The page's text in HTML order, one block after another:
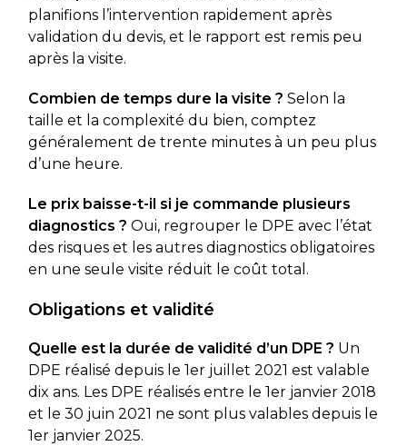
planifions l’intervention rapidement après
validation du devis, et le rapport est remis peu
après la visite.
Combien de temps dure la visite ? Selon la
taille et la complexité du bien, comptez
généralement de trente minutes à un peu plus
d’une heure.
Le prix baisse-t-il si je commande plusieurs
diagnostics ? Oui, regrouper le DPE avec l’état
des risques et les autres diagnostics obligatoires
en une seule visite réduit le coût total.
Obligations et validité
Quelle est la durée de validité d’un DPE ? Un
DPE réalisé depuis le 1er juillet 2021 est valable
dix ans. Les DPE réalisés entre le 1er janvier 2018
et le 30 juin 2021 ne sont plus valables depuis le
1er janvier 2025.